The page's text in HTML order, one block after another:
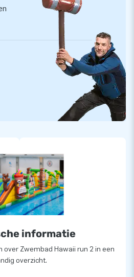
informatie
Zwembad Hawaii run 2 in een
overzicht.